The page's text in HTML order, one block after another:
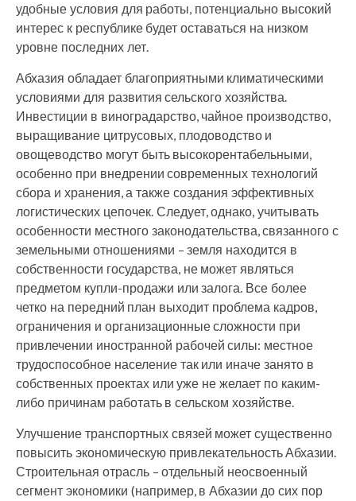
удобные условия для работы, потенциально высокий
интерес к республике будет оставаться на низком
уровне последних лет.
Абхазия обладает благоприятными климатическими
условиями для развития сельского хозяйства.
Инвестиции в виноградарство, чайное производство,
выращивание цитрусовых, плодоводство и
овощеводство могут быть высокорентабельными,
особенно при внедрении современных технологий
сбора и хранения, а также создания эффективных
логистических цепочек. Следует, однако, учитывать
особенности местного законодательства, связанного с
земельными отношениями – земля находится в
собственности государства, не может являться
предметом купли-продажи или залога. Все более
четко на передний план выходит проблема кадров,
ограничения и организационные сложности при
привлечении иностранной рабочей силы: местное
трудоспособное население так или иначе занято в
собственных проектах или уже не желает по каким-
либо причинам работать в сельском хозяйстве.
Улучшение транспортных связей может существенно
повысить экономическую привлекательность Абхазии.
Строительная отрасль – отдельный неосвоенный
сегмент экономики (например, в Абхазии до сих пор